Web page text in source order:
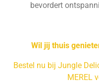
bevordert
Wil jij thuis
Bestel nu bij Jungle
MEREL